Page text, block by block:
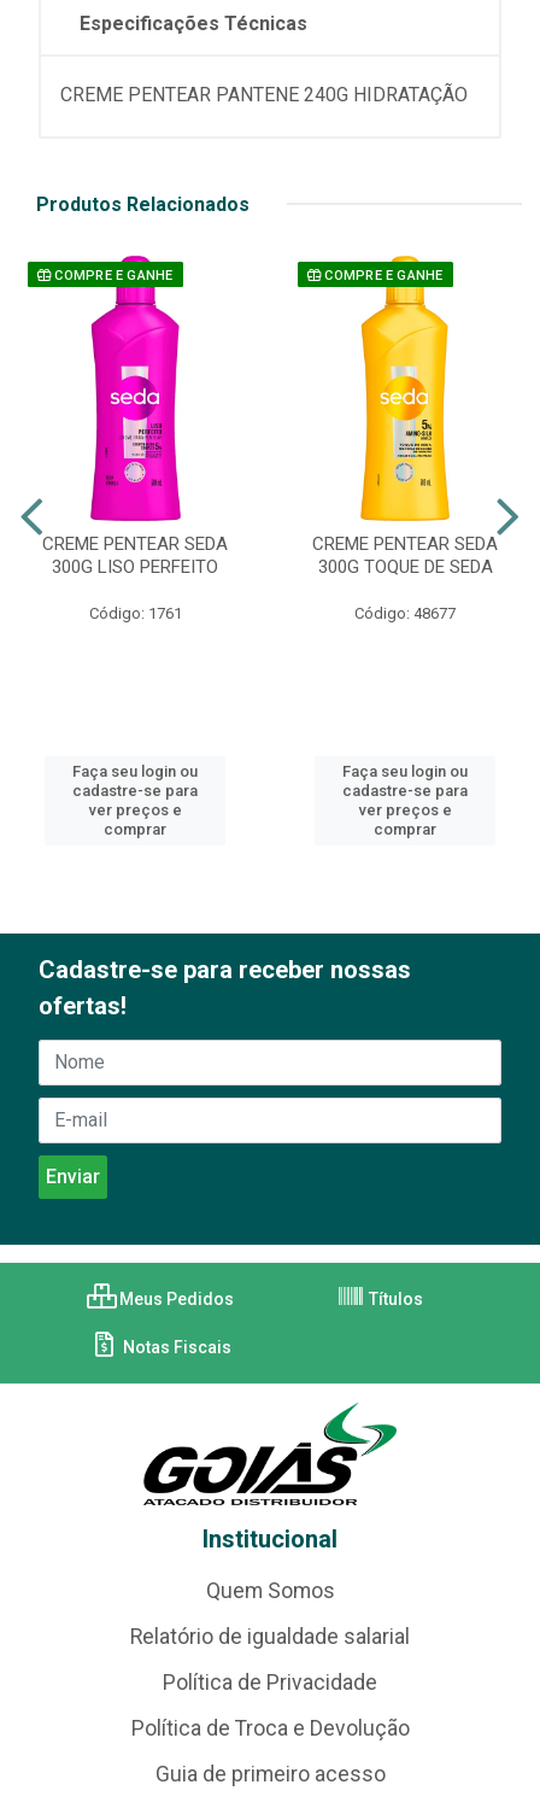
Especificações Técnicas
CREME PENTEAR PANTENE 240G HIDRATAÇÃO
Produtos Relacionados
COMPRE E GANHE
CREME PENTEAR SEDA
300G LISO PERFEITO
Código: 1761
Faça seu login ou
cadastre-se para
ver preços e
comprar
COMPRE E GANHE
CREME PENTEAR SEDA
300G TOQUE DE SEDA
Código: 48677
Faça seu login ou
cadastre-se para
ver preços e
comprar
Cadastre-se para receber nossas
ofertas!
Meus Pedidos Títulos
Notas Fiscais
Institucional
Quem Somos
Relatório de igualdade salarial
Política de Privacidade
Política de Troca e Devolução
Guia de primeiro acesso